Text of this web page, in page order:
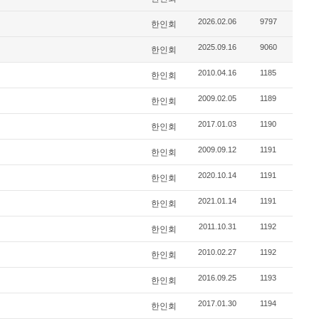
한인회 2026.02.06 9797
한인회 2025.09.16 9060
한인회 2010.04.16 1185
한인회 2009.02.05 1189
한인회 2017.01.03 1190
한인회 2009.09.12 1191
한인회 2020.10.14 1191
한인회 2021.01.14 1191
한인회 2011.10.31 1192
한인회 2010.02.27 1192
한인회 2016.09.25 1193
한인회 2017.01.30 1194